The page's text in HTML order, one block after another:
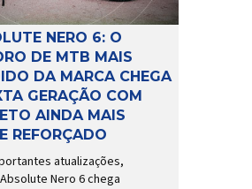
NERO 6: O
DE MTB MAIS
DA MARCA CHEGA
GERAÇÃO COM
AINDA MAIS
REFORÇADO
atualizações,
Nero 6 chega